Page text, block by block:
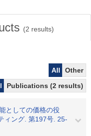
(2 results)
All
Other
Publications (2 results)
としての価格の役
ィング. 第197号. 25-